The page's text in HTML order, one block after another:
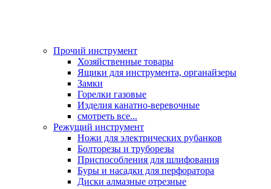
Прочий инструмент
Хозяйственные товары
Ящики для инструмента, органайзеры
Замки
Горелки газовые
Изделия канатно-веревочные
смотреть все...
Режущий инструмент
Ножи для электрических рубанков
Болторезы и труборезы
Приспособления для шлифования
Буры и насадки для перфоратора
Диски алмазные отрезные